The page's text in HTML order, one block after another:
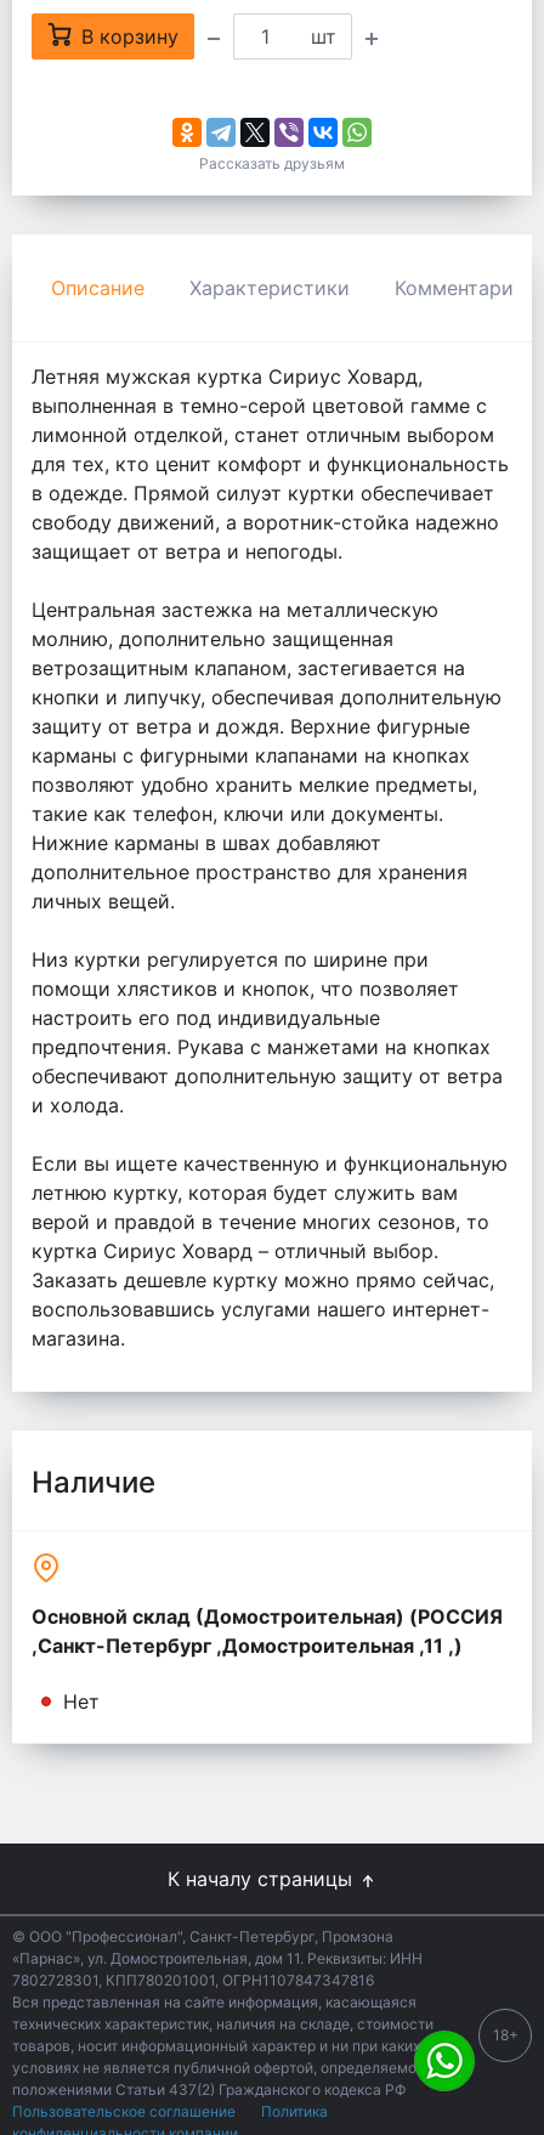
В корзину шт
Рассказать друзьям
Описание Характеристики Комментарии
Летняя мужская куртка Сириус Ховард,
выполненная в темно-серой цветовой гамме с
лимонной отделкой, станет отличным выбором
для тех, кто ценит комфорт и функциональность
в одежде. Прямой силуэт куртки обеспечивает
свободу движений, а воротник-стойка надежно
защищает от ветра и непогоды.
Центральная застежка на металлическую
молнию, дополнительно защищенная
ветрозащитным клапаном, застегивается на
кнопки и липучку, обеспечивая дополнительную
защиту от ветра и дождя. Верхние фигурные
карманы с фигурными клапанами на кнопках
позволяют удобно хранить мелкие предметы,
такие как телефон, ключи или документы.
Нижние карманы в швах добавляют
дополнительное пространство для хранения
личных вещей.
Низ куртки регулируется по ширине при
помощи хлястиков и кнопок, что позволяет
настроить его под индивидуальные
предпочтения. Рукава с манжетами на кнопках
обеспечивают дополнительную защиту от ветра
и холода.
Если вы ищете качественную и функциональную
летнюю куртку, которая будет служить вам
верой и правдой в течение многих сезонов, то
куртка Сириус Ховард – отличный выбор.
Заказать дешевле куртку можно прямо сейчас,
воспользовавшись услугами нашего интернет-
магазина.
Наличие
Основной склад (Домостроительная) (РОССИЯ
,Санкт-Петербург ,Домостроительная ,11 ,)
Нет
К началу страницы
© ООО "Профессионал", Санкт-Петербург, Промзона
«Парнас», ул. Домостроительная, дом 11. Реквизиты: ИНН
7802728301, КПП780201001, ОГРН1107847347816
Вся представленная на сайте информация, касающаяся
технических характеристик, наличия на складе, стоимости
товаров, носит информационный характер и ни при каких
условиях не является публичной офертой, определяемой
положениями Статьи 437(2) Гражданского кодекса РФ
Пользовательское соглашение
Политика
18+